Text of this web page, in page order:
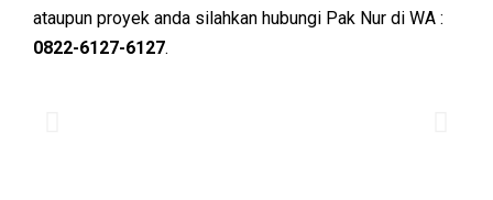
ataupun proyek anda silahkan hubungi Pak Nur di WA :
0822-6127-6127.